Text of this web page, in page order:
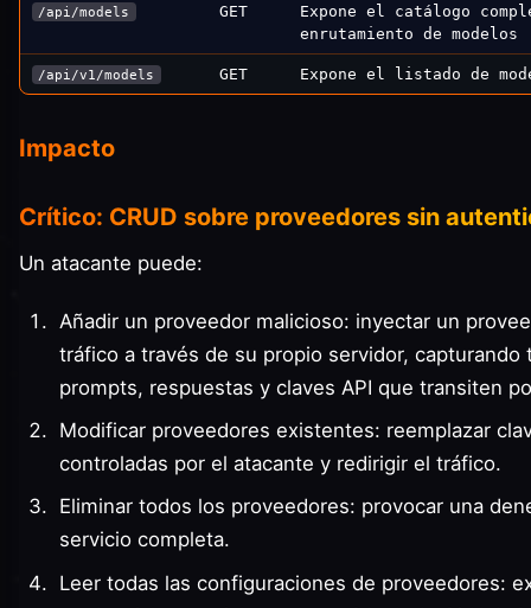
/api/models GET
Expone el catálogo
enrutamiento de modelos
/api/v1/models GET Expone el listado de
Impacto
Crítico: CRUD sobre proveedores sin
Un atacante puede:
Añadir un proveedor malicioso: inyectar un
tráfico a través de su propio servidor, capturando
prompts, respuestas y claves API que transiten
Modificar proveedores existentes: reemplazar
controladas por el atacante y redirigir el tráfico.
Eliminar todos los proveedores: provocar una
servicio completa.
Leer todas las configuraciones de proveedores: